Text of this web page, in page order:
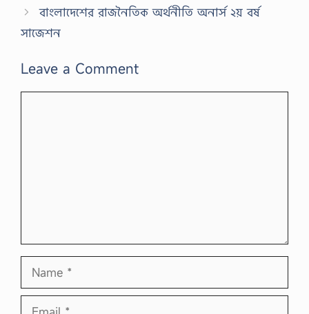
বাংলাদেশের রাজনৈতিক অর্থনীতি অনার্স ২য় বর্ষ
সাজেশন
Leave a Comment
Name
Email